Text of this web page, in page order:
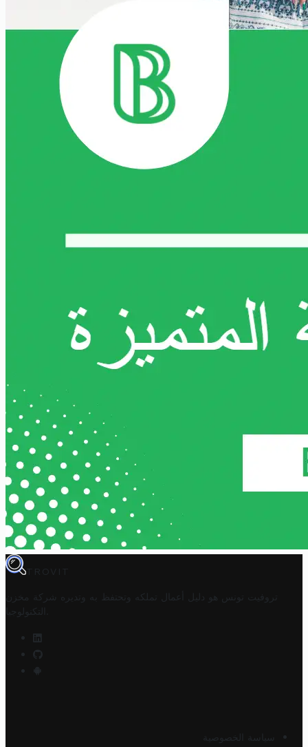
TROVIT
تروفيت تونس هو دليل أعمال تملكه وتحتفظ به وتديره
شركة مخزن
التكنولوجيا
سياسة الخصوصية